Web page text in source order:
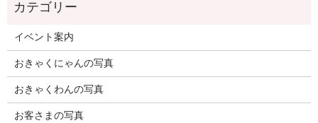
イベント案内
おきゃくにゃんの写真
おきゃくわんの写真
お客さまの写真